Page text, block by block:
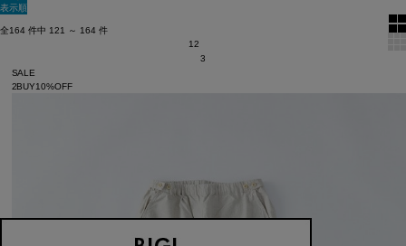
表示順
全164 件中 121 ～ 164 件
12
3
SALE
2BUY10%OFF